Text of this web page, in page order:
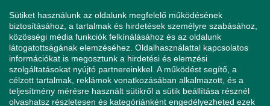
© Online Pszichológia Kft. 2023 - Minden jog fenntartva!
2161 Csomád, Levente utca 14/A
Ha mentálisan instabil állapotban érzi magát, a magatartása
veszélyeztetheti Önt vagy a környezetében élőket, azonnal
Sütiket használunk az oldalunk megfelelő működésének
biztosításához, a tartalmak és hirdetések személyre szabásához,
közösségi média funkciók felkínálásához és az oldalunk
látogatottságának elemzéséhez. Oldalhasználattal kapcsolatos
információkat is megosztunk a hirdetési és elemzési
szolgáltatásokat nyújtó partnereinkkel. A működést segítő, a
célzott tartalmak, reklámok vonatkozásában alkalmazott, és a
teljesítmény mérésre használt sütikről a sütik beállítása résznél
olvashatsz részletesen és kategóriánként engedélyezheted ezek